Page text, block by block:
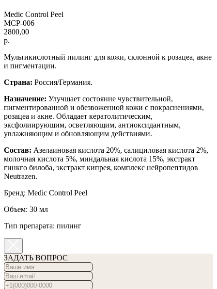
Medic Control Peel
MCP-006
2800,00
р.
Мультикислотный пилинг для кожи, склонной к розацеа, акне
и пигментации.
Страна: Россия/Германия.
Назначение: Улучшает состояние чувствительной,
пигментированной и обезвоженной кожи с покраснениями,
розацеа и акне. Обладает кератолитическим,
эксфолиирующим, осветляющим, антиоксидантным,
увлажняющим и обновляющим действиями.
Состав: Азелаиновая кислота 20%, салициловая кислота 2%,
молочная кислота 5%, миндальная кислота 15%, экстракт
гинкго билоба, экстракт кипрея, комплекс нейропептидов
Neutrazen.
Бренд: Medic Control Peel
Объем: 30 мл
Тип препарата: пилинг
ЗАДАТЬ ВОПРОС